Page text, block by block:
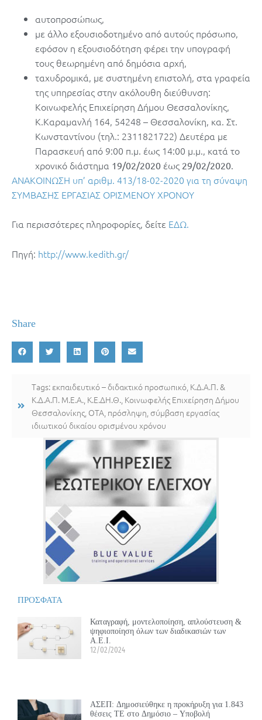
αυτοπροσώπως,
με άλλο εξουσιοδοτημένο από αυτούς πρόσωπο,
εφόσον η εξουσιοδότηση φέρει την υπογραφή
τους θεωρημένη από δημόσια αρχή,
ταχυδρομικά, με συστημένη επιστολή, στα γραφεία
της υπηρεσίας στην ακόλουθη διεύθυνση:
Κοινωφελής Επιχείρηση Δήμου Θεσσαλονίκης,
Κ.Καραμανλή 164, 54248 – Θεσσαλονίκη, κα. Στ.
Κωνσταντίνου (τηλ.: 2311821722) Δευτέρα με
Παρασκευή από 9:00 π.μ. έως 14:00 μ.μ., κατά το
χρονικό διάστημα 19/02/2020 έως 29/02/2020.
ΑΝΑΚΟΙΝΩΣΗ υπ’ αριθμ. 413/18-02-2020 για τη σύναψη
ΣΥΜΒΑΣΗΣ ΕΡΓΑΣΙΑΣ ΟΡΙΣΜΕΝΟΥ ΧΡΟΝΟΥ
Για περισσότερες πληροφορίες, δείτε ΕΔΩ.
Πηγή: http://www.kedith.gr/
Share
Tags: εκπαιδευτικό – διδακτικό προσωπικό Κ.Δ.Α.Π. &
Κ.Δ.Α.Π. Μ.Ε.Α. Κ.Ε.ΔΗ.Θ. Κοινωφελής Επιχείρηση Δήμου
Θεσσαλονίκης ΟΤΑ πρόσληψη σύμβαση εργασίας
ιδιωτικού δικαίου ορισμένου χρόνου
ΠΡΟΣΦΑΤΑ
Καταγραφή, μοντελοποίηση, απλούστευση &
ψηφιοποίηση όλων των διαδικασιών των
Α.Ε.Ι.
12/02/2024
ΑΣΕΠ: Δημοσιεύθηκε η προκήρυξη για 1.843
θέσεις ΤΕ στο Δημόσιο – Υποβολή